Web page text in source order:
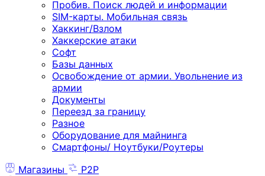
Пробив. Поиск людей и информации
SIM-карты. Мобильная связь
Хаккинг/Взлом
Хаккерские атаки
Софт
Базы данных
Освобождение от армии. Увольнение из
армии
Документы
Переезд за границу
Разное
Оборудование для майнинга
Смартфоны/ Ноутбуки/Роутеры
Магазины
P2P